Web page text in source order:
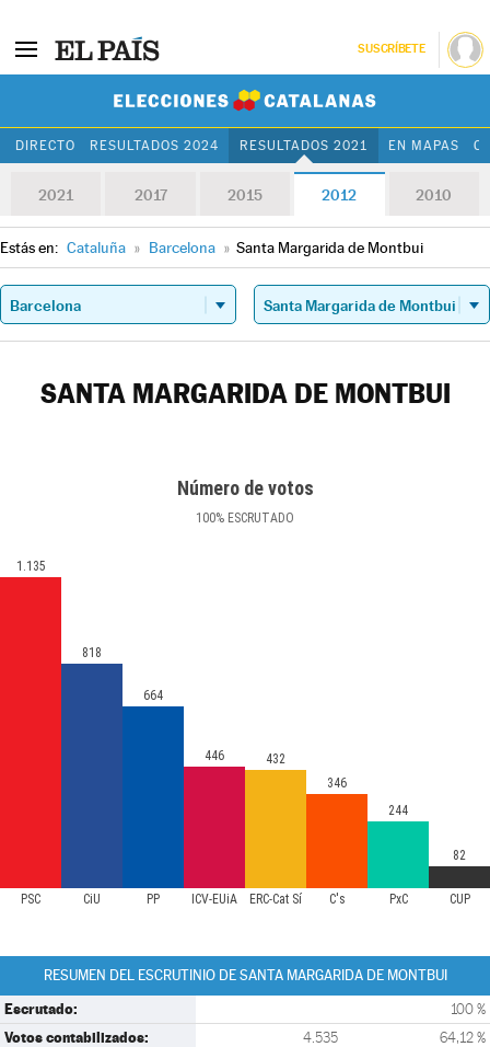
SUSCRÍBETE
DIRECTO RESULTADOS 2024 RESULTADOS 2021 EN MAPAS
2021 2017 2015 2012 2010
Estás en: Cataluña » Barcelona » Santa Margarida de Montbui
SANTA MARGARIDA DE MONTBUI
Número de votos
100% ESCRUTADO
PSC CiU PP ICV-EUiA ERC-Cat Sí C's PxC CUP
1.135
818
664
446
432
346
244
82
RESUMEN DEL ESCRUTINIO DE SANTA MARGARIDA DE MONTBUI
Escrutado: 100 %
Votos contabilizados: 4.535 64,12 %